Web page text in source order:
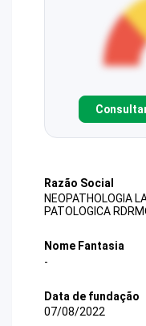
Razão Social
NEOPATHOLOGIA
PATOLOGICA
Nome Fantasia
-
Data de fundação
07/08/2022